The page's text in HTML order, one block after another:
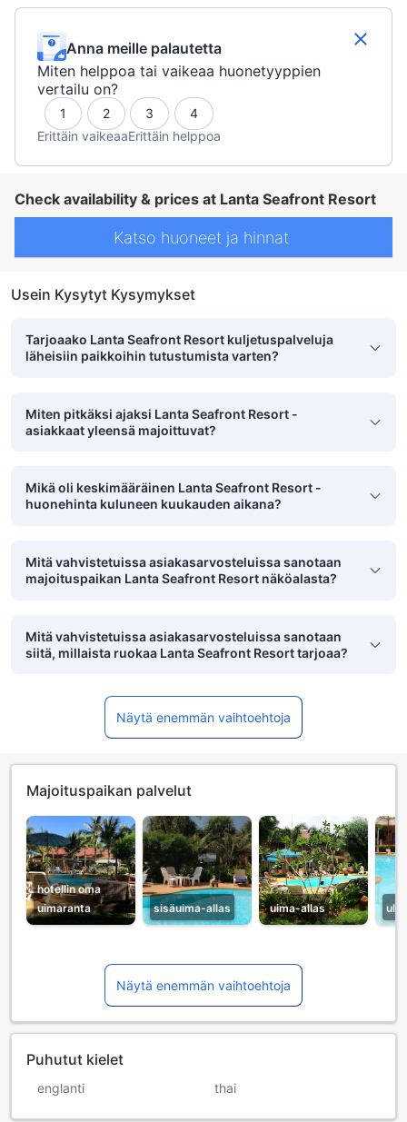
Anna meille palautetta
Miten helppoa tai vaikeaa huonetyyppien
vertailu on?
1 2 3
4
Erittäin vaikeaaErittäin helppoa
Check availability & prices at Lanta Seafront Resort
Katso huoneet ja hinnat
Usein Kysytyt Kysymykset
Tarjoaako Lanta Seafront Resort kuljetuspalveluja
läheisiin paikkoihin tutustumista varten?
Miten pitkäksi ajaksi Lanta Seafront Resort -
asiakkaat yleensä majoittuvat?
Mikä oli keskimääräinen Lanta Seafront Resort -
huonehinta kuluneen kuukauden aikana?
Mitä vahvistetuissa asiakasarvosteluissa sanotaan
majoituspaikan Lanta Seafront Resort näköalasta?
Mitä vahvistetuissa asiakasarvosteluissa sanotaan
siitä, millaista ruokaa Lanta Seafront Resort tarjoaa?
Näytä enemmän vaihtoehtoja
Majoituspaikan palvelut
hotellin oma
uimaranta
sisäuima-allas uima-allas
Näytä enemmän vaihtoehtoja
Puhutut kielet
englanti thai